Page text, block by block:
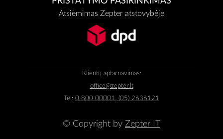
Atsiėmimas Zepter atstovybėje
Klientų aptarnavimas:
office@zepter.lt
Tel: 0 800 00001, (05) 2636121
© Copyright by Zepter IT